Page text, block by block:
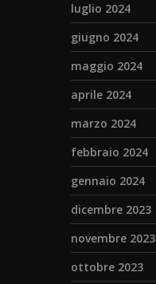
luglio 2024
giugno 2024
maggio 2024
aprile 2024
marzo 2024
febbraio 2024
gennaio 2024
dicembre 2023
novembre 2023
ottobre 2023